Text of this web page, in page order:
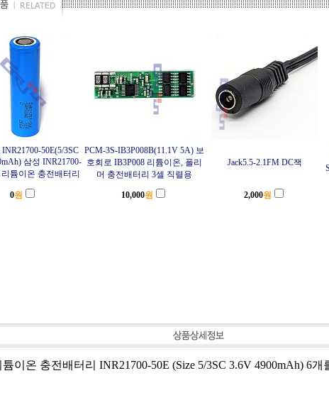
INR21700-50E(5/3SC
삼성 INR21700-
리튬이온 충전배터리
PCM-3S-IB3P008B(11.1V 5A) 보
호회로 IB3P008 리튬이온, 폴리
머 충전배터리 3셀 직렬용
Jack5.5-2.1FM DC잭
0원 10,000원 2,000원
이온 충전배터리 INR21700-50E (Size 5/3SC 3.6V 4900mAh) 6개